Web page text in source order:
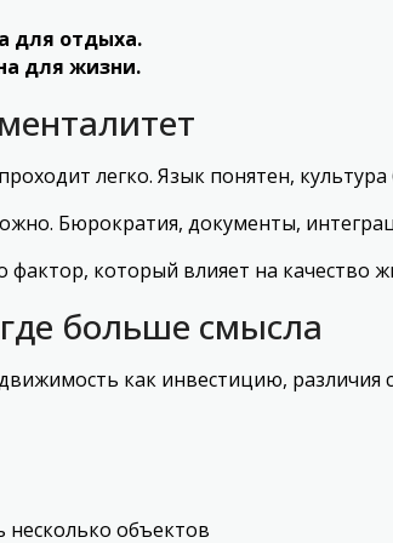
для отдыха.
для жизни.
легко. Язык понятен, культура
Бюрократия, документы,
фактор, который влияет на качество
больше смысла
как инвестицию, различия
объектов